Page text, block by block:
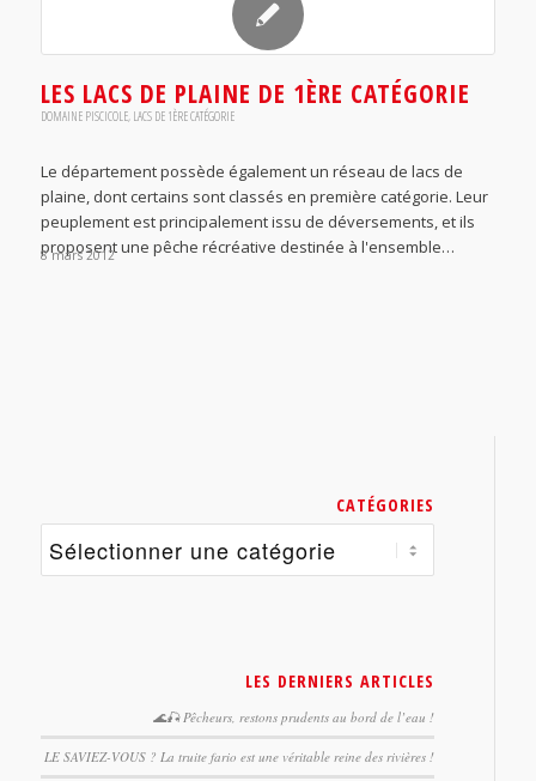
LES LACS DE PLAINE DE 1ÈRE CATÉGORIE
DOMAINE PISCICOLE, LACS DE 1ÈRE CATÉGORIE
Le département possède également un réseau de lacs de
plaine, dont certains sont classés en première catégorie. Leur
peuplement est principalement issu de déversements, et ils
proposent une pêche récréative destinée à l'ensemble…
8 mars 2012
CATÉGORIES
LES DERNIERS ARTICLES
🌊🎣 Pêcheurs, restons prudents au bord de l’eau !
LE SAVIEZ-VOUS ? La truite fario est une véritable reine des rivières !